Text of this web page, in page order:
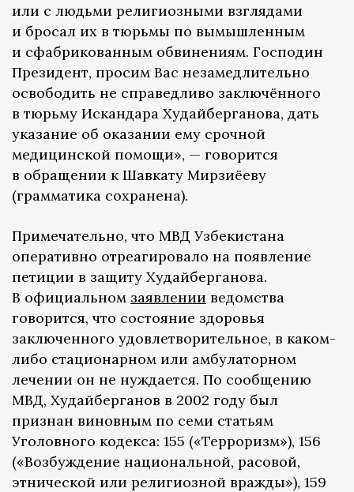
или с людьми религиозными взглядами
и бросал их в тюрьмы по вымышленным
и сфабрикованным обвинениям. Господин
Президент, просим Вас незамедлительно
освободить не справедливо заключённого
в тюрьму Искандара Худайберганова, дать
указание об оказании ему срочной
медицинской помощи», — говорится
в обращении к Шавкату Мирзиёеву
(грамматика сохранена).
Примечательно, что МВД Узбекистана
оперативно отреагировало на появление
петиции в защиту Худайберганова.
В официальном заявлении ведомства
говорится, что состояние здоровья
заключенного удовлетворительное, в каком-
либо стационарном или амбулаторном
лечении он не нуждается. По сообщению
МВД, Худайберганов в 2002 году был
признан виновным по семи статьям
Уголовного кодекса: 155 («Терроризм»), 156
(«Возбуждение национальной, расовой,
этнической или религиозной вражды»), 159